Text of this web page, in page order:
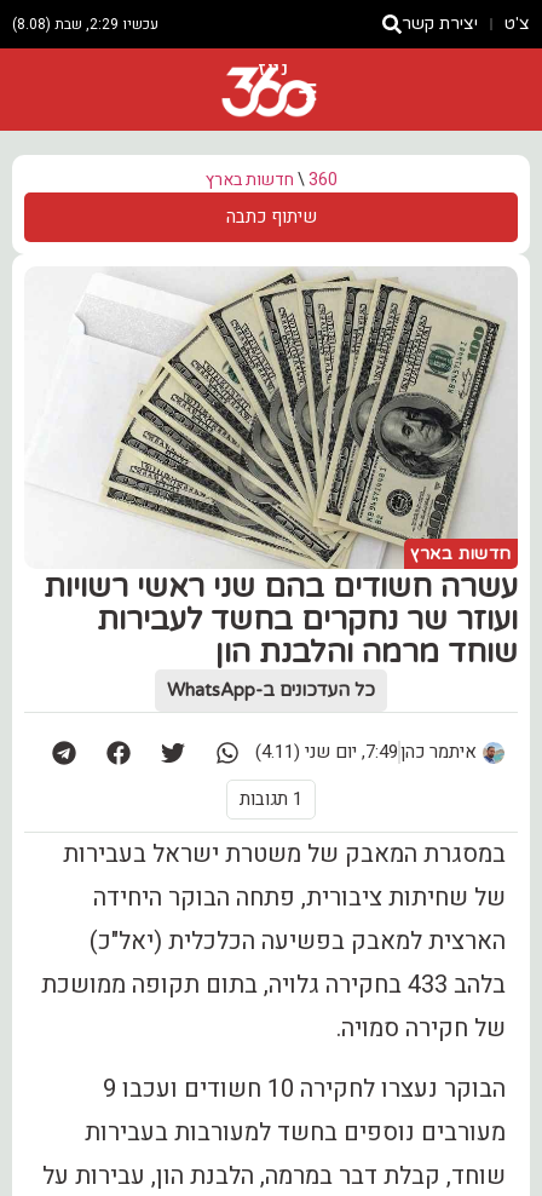
צ'ט יצירת קשר עכשיו 2:29, שבת (8.08)
ניוז
360
\חדשות בארץ
שיתוף כתבה
חדשות בארץ
עשרה חשודים בהם שני ראשי רשויות
ועוזר שר נחקרים בחשד לעבירות
שוחד מרמה והלבנת הון
כל העדכונים ב-WhatsApp
איתמר כהן7:49, יום שני (4.11)
1 תגובות
במסגרת המאבק של משטרת ישראל בעבירות
של שחיתות ציבורית, פתחה הבוקר היחידה
הארצית למאבק בפשיעה הכלכלית (יאל"כ)
בלהב 433 בחקירה גלויה, בתום תקופה ממושכת
של חקירה סמויה.
הבוקר נעצרו לחקירה 10 חשודים ועכבו 9
מעורבים נוספים בחשד למעורבות בעבירות
שוחד, קבלת דבר במרמה, הלבנת הון, עבירות על